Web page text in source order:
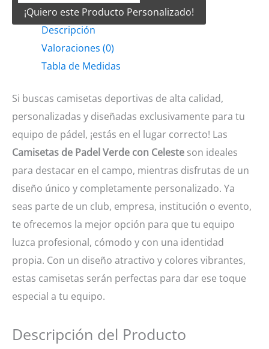
Padel
Verde
celeste
¡Quiero este Producto Personalizado!
Descripción
Valoraciones (0)
Tabla de Medidas
Si buscas camisetas deportivas de alta calidad,
personalizadas y diseñadas exclusivamente para tu
equipo de pádel, ¡estás en el lugar correcto! Las
Camisetas de Padel Verde con Celeste son ideales
para destacar en el campo, mientras disfrutas de un
diseño único y completamente personalizado. Ya
seas parte de un club, empresa, institución o evento,
te ofrecemos la mejor opción para que tu equipo
luzca profesional, cómodo y con una identidad
propia. Con un diseño atractivo y colores vibrantes,
estas camisetas serán perfectas para dar ese toque
especial a tu equipo.
Descripción del Producto